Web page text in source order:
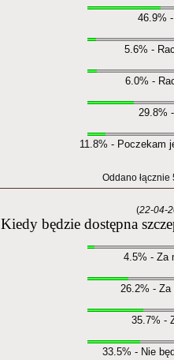
46.9%
5.6% -
6.0% -
29.8%
11.8% - Poczekam
Oddano łącznie
(22-04-
Kiedy będzie dostępna
4.5% - Za
26.2% - Za
35.7% -
33.5% - Nie